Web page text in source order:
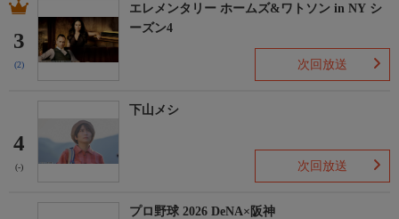
3
(2)
エレメンタリー ホームズ&ワトソン in NY シ
ーズン4
次回放送
4
(-)
下山メシ
次回放送
プロ野球 2026 DeNA×阪神